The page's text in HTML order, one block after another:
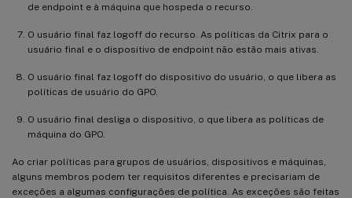
de endpoint e à máquina que hospeda o recurso.
O usuário final faz logoff do recurso. As políticas da Citrix para o
usuário final e o dispositivo de endpoint não estão mais ativas.
O usuário final faz logoff do dispositivo do usuário, o que libera as
políticas de usuário do GPO.
O usuário final desliga o dispositivo, o que libera as políticas de
máquina do GPO.
Ao criar políticas para grupos de usuários, dispositivos e máquinas,
alguns membros podem ter requisitos diferentes e precisariam de
exceções a algumas configurações de política. As exceções são feitas